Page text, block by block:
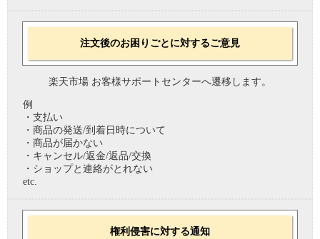
注文後のお困りごとに対するご意見
楽天市場 お客様サポートセンターへ遷移します。
例
・支払い
・商品の発送/到着日時について
・商品が届かない
・キャンセル/返金/返品/交換
・ショップと連絡がとれない
etc.
権利侵害に対する通知